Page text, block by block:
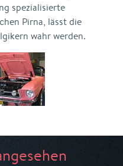
spezialisierte
Pirna, lässt die
wahr werden.